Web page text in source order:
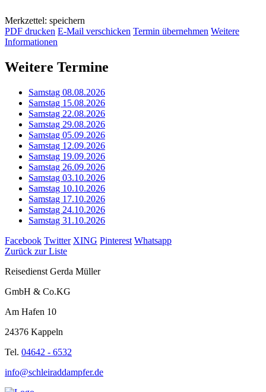
Merkzettel: speichern
PDF drucken E-Mail verschicken Termin übernehmen Weitere
Informationen
Weitere Termine
Samstag 08.08.2026
Samstag 15.08.2026
Samstag 22.08.2026
Samstag 29.08.2026
Samstag 05.09.2026
Samstag 12.09.2026
Samstag 19.09.2026
Samstag 26.09.2026
Samstag 03.10.2026
Samstag 10.10.2026
Samstag 17.10.2026
Samstag 24.10.2026
Samstag 31.10.2026
Facebook Twitter XING Pinterest Whatsapp
Zurück zur Liste
Reisedienst Gerda Müller
GmbH & Co.KG
Am Hafen 10
24376 Kappeln
Tel. 04642 - 6532
info@schleiraddampfer.de